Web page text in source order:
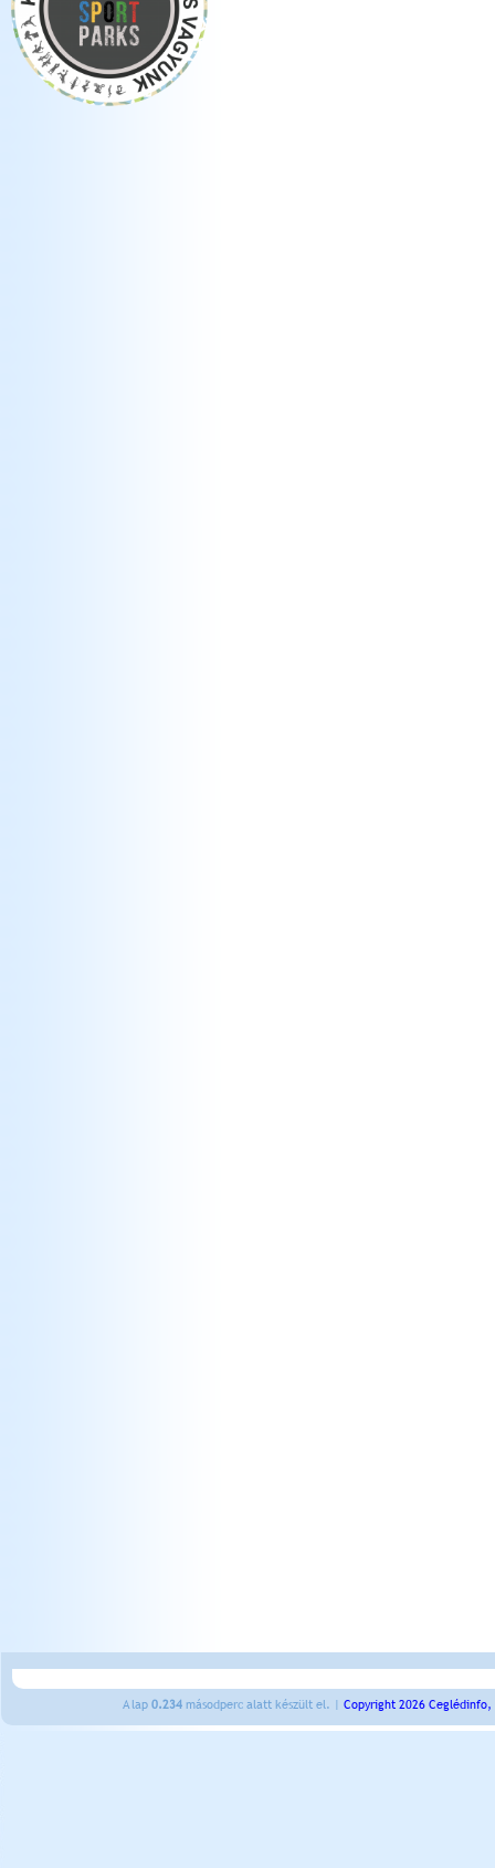
A lap 0.234 másodperc alatt készült el. | Copyright 2026